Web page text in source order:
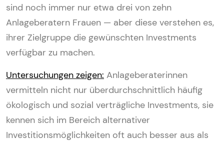
sind noch immer nur etwa drei von zehn
Anlageberatern Frauen — aber diese verstehen es,
ihrer Zielgruppe die gewünschten Investments
verfügbar zu machen.
Untersuchungen zeigen: Anlageberaterinnen
vermitteln nicht nur überdurchschnittlich häufig
ökologisch und sozial verträgliche Investments, sie
kennen sich im Bereich alternativer
Investitionsmöglichkeiten oft auch besser aus als